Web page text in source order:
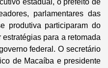
estadual, o prefeito de
parlamentares das
produtiva participaram do
para a retomada
federal. O secretário
de Macaíba e presidente